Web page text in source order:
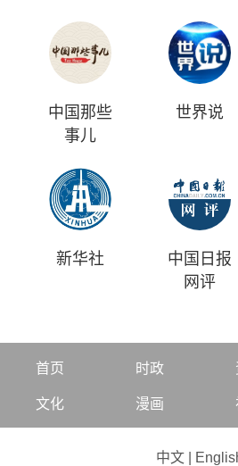
中国那些
事儿
世界说
新华社
中国日报
网评
首页 时政
文化 漫画
中文